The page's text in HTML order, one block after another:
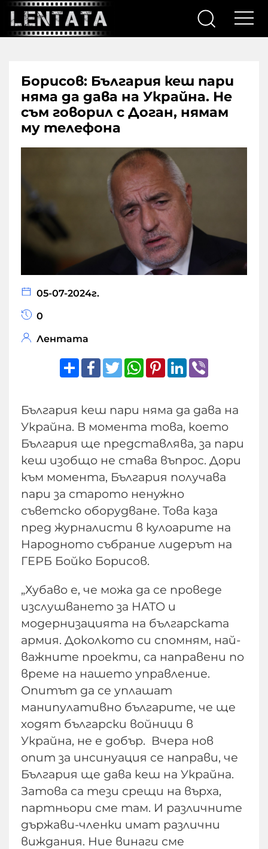
Борисов: България кеш пари
няма да дава на Украйна. Не
съм говорил с Доган, нямам
му телефона
05-07-2024г.
0
Лентата
ShareFacebook
TwitterWhatsApp
Pinterest
LinkedIn
България кеш пари няма да дава на
Украйна. В момента това, което
България ще представлява, за пари
кеш изобщо не става въпрос. Дори
към момента, България получава
пари за старото ненужно
съветско оборудване. Това каза
пред журналисти в кулоарите на
Народното събрание лидерът на
ГЕРБ Бойко Борисов.
„Хубаво е, че можа да се проведе
изслушването за НАТО и
модернизацията на българската
армия. Доколкото си спомням, най-
важните проекти, са направени по
време на нашето управление.
Опитът да се уплашат
манипулативно българите, че ще
ходят български войници в
Украйна, не е добър. Вчера нов
опит за инсинуация се направи, че
България ще дава кеш на Украйна.
Затова са тези срещи на върха,
партньори сме там. И различните
държави-членки имат различни
виждания. Ние винаги сме